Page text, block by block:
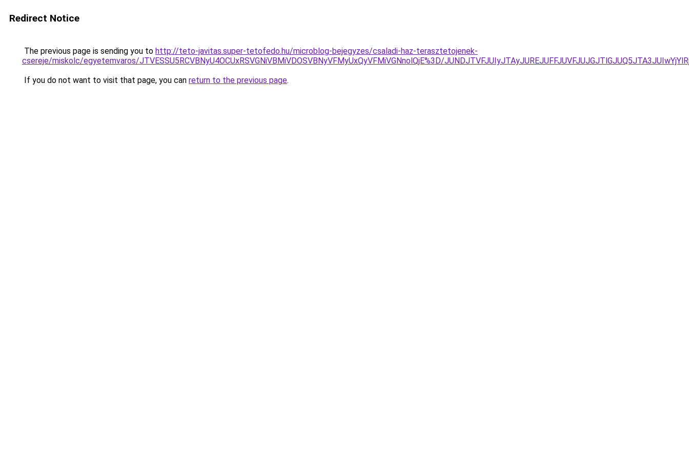
Redirect Notice
The previous page is sending you to http://teto-javitas.super-tetofedo.hu/microblog-bejegyzes/csaladi-haz-terasztetojenek-
csereje/miskolc/egyetemvaros/JTVESSU5RCVBNyU4OCUxRSVGNiVBMiVDOSVBNyVFMyUxQyVFMiVGNnolQjE%3D/
If you do not want to visit that page, you can return to the previous page.